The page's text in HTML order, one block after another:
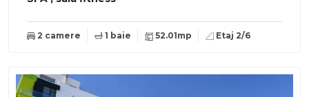
2 camere 1 baie 52.01mp Etaj 2/6